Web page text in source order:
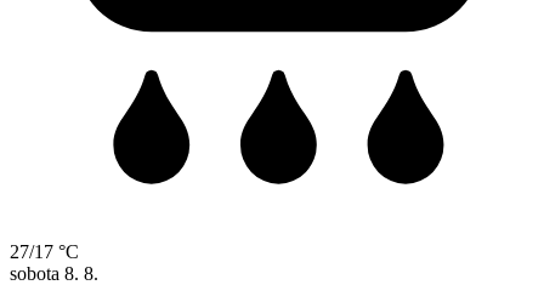
27/17 °C
sobota 8. 8.